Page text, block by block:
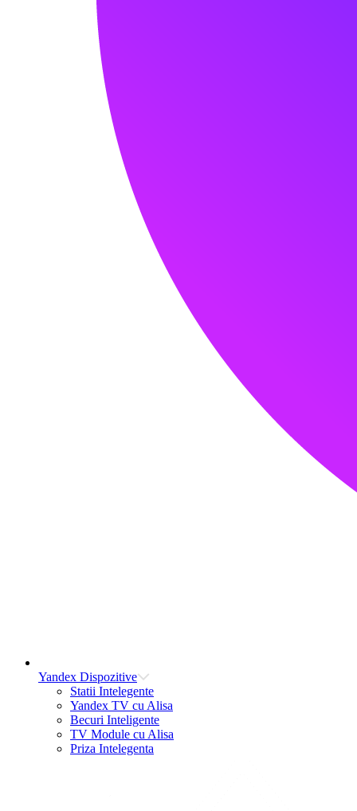
Yandex Dispozitive
Statii Intelegente
Yandex TV cu Alisa
Becuri Inteligente
TV Module cu Alisa
Priza Intelegenta